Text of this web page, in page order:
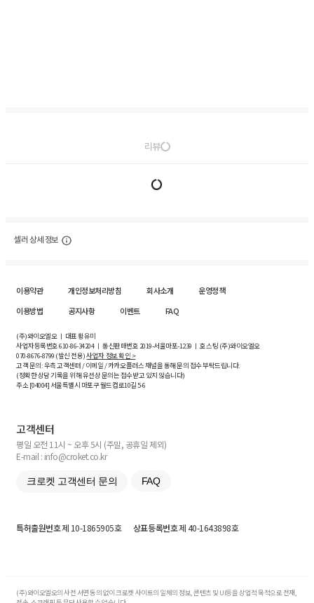
리뷰
셀러 상세 정보
이용약관 개인정보처리방침 회사소개
운영정책
이용방법
공지사항 이벤트 FAQ
(주)와이오엘오 ㅣ 대표 황유미
사업자등록번호610-86-34204ㅣ 통신판매번호 2019-서울마포-1239 ㅣ 호스팅 (주)와이오엘오
070-8676-8799 (발신 전용)사업자 정보 확인 >
고객 문의: 우측 고객센터 / 이메일 / 카카오플러스 채널을 통해 문의 접수 부탁드립니다.
(정확한 상담 기록을 위해 유선상 문의는 접수받고 있지 않습니다)
주소 [04004] 서울특별시 마포구 월드컵로10길5-6
고객센터
평일 오전 11시 ~ 오후 5시 (주말, 공휴일 제외)
E-mail : info@croket.co.kr
크로켓 고객센터 문의 FAQ
특허출원번호제 10-1865905호 상표등록번호제 40-1643898호
(주)와이오엘오의 사전 서면 동의 없이 크로켓 사이트의 일체의 정보, 콘텐츠 및 UI등을 상업적 목적으로 전재,